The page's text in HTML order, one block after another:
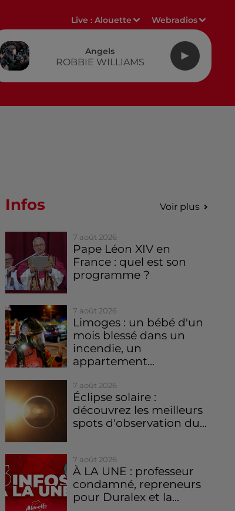
Live :Alouette Webradios
Angels
ROBBIE WILLIAMS
Infos Voir plus
7 août 2026
Pape Léon XIV en
France : quel est son
programme ?
7 août 2026
Limoges : un bébé d'un
mois blessé dans un
incendie, un
appartement...
7 août 2026
Éclipse solaire :
découvrez les meilleurs
spots d'observation du...
7 août 2026
À LA UNE : professeur
condamné, repreneurs
pour Duralex et la...